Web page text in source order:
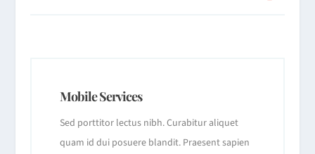
Mobile Services
Sed porttitor lectus nibh. Curabitur aliquet
quam id dui posuere blandit. Praesent sapien